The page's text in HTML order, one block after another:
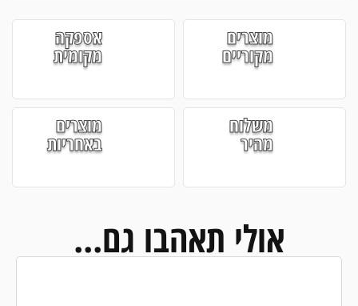
מוצרים
מקוריים
אספקה
מקומית
משלוח
מהיר
מוצרים
באחריות
אולי תאהבו גם...